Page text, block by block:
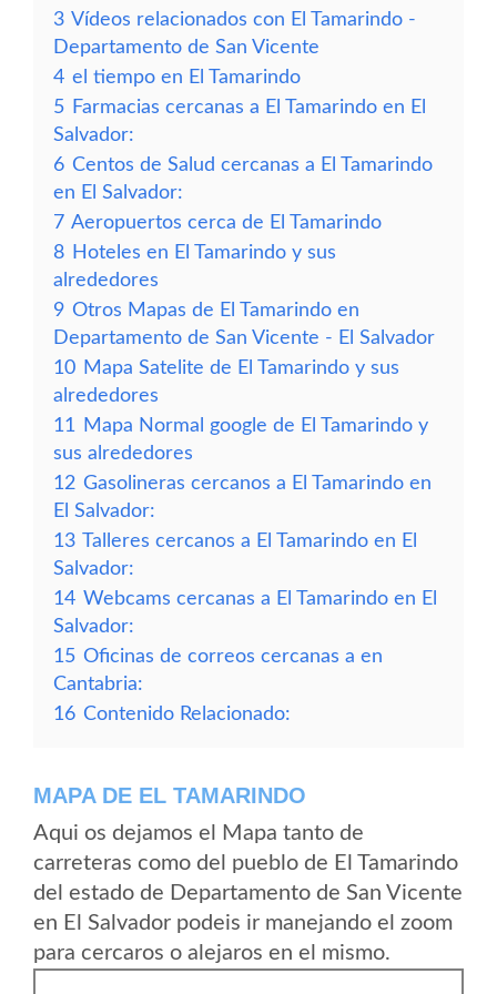
3 Vídeos relacionados con El Tamarindo -
Departamento de San Vicente
4 el tiempo en El Tamarindo
5 Farmacias cercanas a El Tamarindo en El
Salvador:
6 Centos de Salud cercanas a El Tamarindo
en El Salvador:
7 Aeropuertos cerca de El Tamarindo
8 Hoteles en El Tamarindo y sus
alrededores
9 Otros Mapas de El Tamarindo en
Departamento de San Vicente - El Salvador
10 Mapa Satelite de El Tamarindo y sus
alrededores
11
Mapa Normal google de El Tamarindo y
sus alrededores
12 Gasolineras cercanos a El Tamarindo en
El Salvador:
13 Talleres cercanos a El Tamarindo en El
Salvador:
14 Webcams cercanas a El Tamarindo en El
Salvador:
15 Oficinas de correos cercanas a en
Cantabria:
16 Contenido Relacionado:
MAPA DE EL TAMARINDO
Aqui os dejamos el Mapa tanto de
carreteras como del pueblo de El Tamarindo
del estado de Departamento de San Vicente
en El Salvador podeis ir manejando el zoom
para cercaros o alejaros en el mismo.